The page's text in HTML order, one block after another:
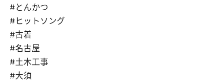
#とんかつ
#ヒットソング
#古着
#名古屋
#土木工事
#大須